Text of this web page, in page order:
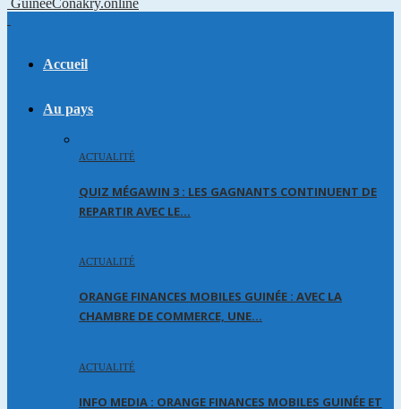
GuineeConakry.online
Accueil
Au pays
ACTUALITÉ
QUIZ MÉGAWIN 3 : LES GAGNANTS CONTINUENT DE
REPARTIR AVEC LE…
ACTUALITÉ
ORANGE FINANCES MOBILES GUINÉE : AVEC LA
CHAMBRE DE COMMERCE, UNE…
ACTUALITÉ
INFO MEDIA : ORANGE FINANCES MOBILES GUINÉE ET